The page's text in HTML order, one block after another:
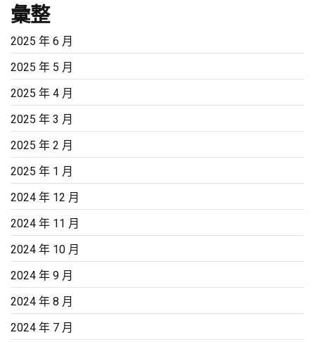
彙整
2025 年 6 月
2025 年 5 月
2025 年 4 月
2025 年 3 月
2025 年 2 月
2025 年 1 月
2024 年 12 月
2024 年 11 月
2024 年 10 月
2024 年 9 月
2024 年 8 月
2024 年 7 月